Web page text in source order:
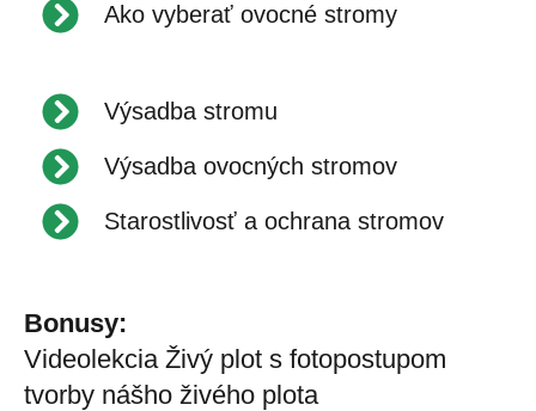
Ako vyberať ovocné stromy
Výsadba stromu
Výsadba ovocných stromov
Starostlivosť a ochrana stromov
Bonusy:
Videolekcia Živý plot s fotopostupom
tvorby nášho živého plota